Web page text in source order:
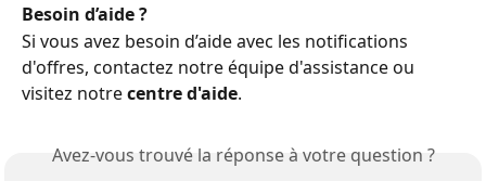
Besoin d’aide ?
Si vous avez besoin d’aide avec les notifications
d'offres, contactez notre équipe d'assistance ou
visitez notre centre d'aide.
Avez-vous trouvé la réponse à votre question ?